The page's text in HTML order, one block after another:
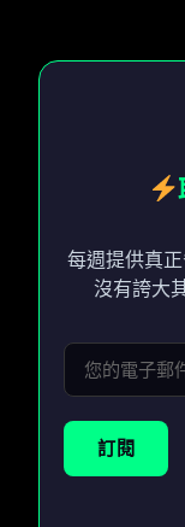
每週提供真
沒有誇大
訂閱